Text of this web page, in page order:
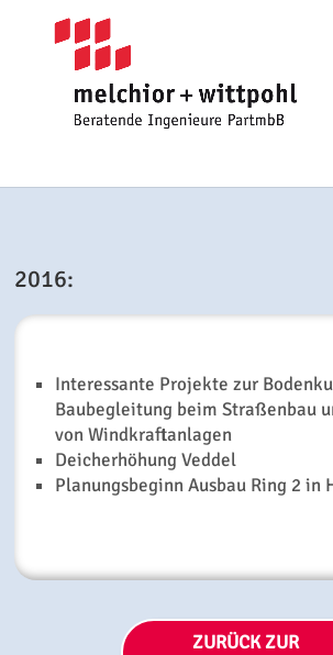
2016:
Interessante Projekte zur
Baubegleitung beim Straßenbau
von Windkraftanlagen
Deicherhöhung Veddel
Planungsbeginn Ausbau Ring 2 in
ZURÜCK ZUR